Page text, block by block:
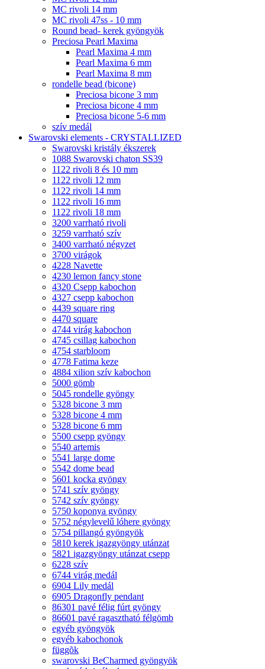
MC rivoli 14 mm
MC rivoli 47ss - 10 mm
Round bead- kerek gyöngyök
Preciosa Pearl Maxima
Pearl Maxima 4 mm
Pearl Maxima 6 mm
Pearl Maxima 8 mm
rondelle bead (bicone)
Preciosa bicone 3 mm
Preciosa bicone 4 mm
Preciosa bicone 5-6 mm
szív medál
Swarovski elements - CRYSTALLIZED
Swarovski kristály ékszerek
1088 Swarovski chaton SS39
1122 rivoli 8 és 10 mm
1122 rivoli 12 mm
1122 rivoli 14 mm
1122 rivoli 16 mm
1122 rivoli 18 mm
3200 varrható rivoli
3259 varrható szív
3400 varrható négyzet
3700 virágok
4228 Navette
4230 lemon fancy stone
4320 Csepp kabochon
4327 csepp kabochon
4439 square ring
4470 square
4744 virág kabochon
4745 csillag kabochon
4754 starbloom
4778 Fatima keze
4884 xilion szív kabochon
5000 gömb
5045 rondelle gyöngy
5328 bicone 3 mm
5328 bicone 4 mm
5328 bicone 6 mm
5500 csepp gyöngy
5540 artemis
5541 large dome
5542 dome bead
5601 kocka gyöngy
5741 szív gyöngy
5742 szív gyöngy
5750 koponya gyöngy
5752 négylevelű lóhere gyöngy
5754 pillangó gyöngyök
5810 kerek igazgyöngy utánzat
5821 igazgyöngy utánzat csepp
6228 szív
6744 virág medál
6904 Lily medál
6905 Dragonfly pendant
86301 pavé félig fúrt gyöngy
86601 pavé ragasztható félgömb
egyéb gyöngyök
egyéb kabochonok
függõk
swarovski BeCharmed gyöngyök